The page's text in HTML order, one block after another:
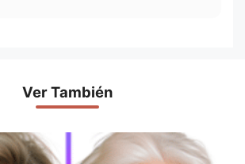
Ver También